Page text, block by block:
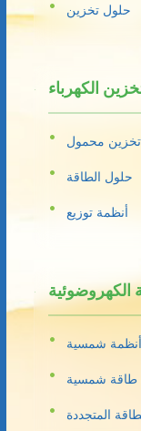
حلول تخزين
الكهرباء
تخزين محمول
حلول الطاقة
أنظمة توزيع
الكهروضوئية
أنظمة شمسية
شمسية
المتجددة